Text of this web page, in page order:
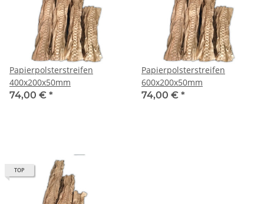
Papierpolsterstreifen
400x200x50mm
74,00 € *
Papierpolsterstreifen
600x200x50mm
74,00 € *
TOP